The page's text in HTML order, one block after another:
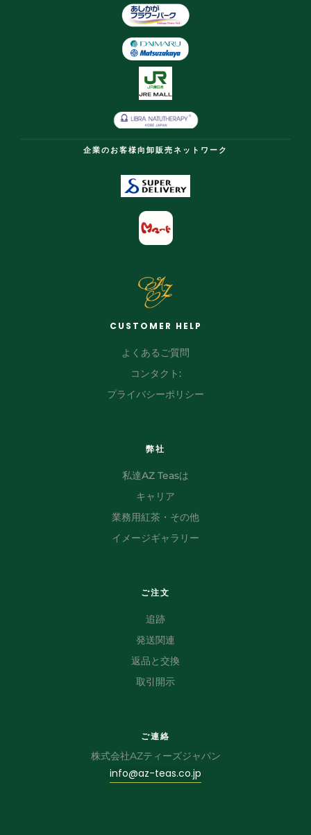
企業のお客様向卸販売ネットワーク
CUSTOMER HELP
よくあるご質問
コンタクト:
プライバシーポリシー
弊社
私達AZ Teasは
キャリア
業務用紅茶・その他
イメージギャラリー
ご注文
追跡
発送関連
返品と交換
取引開示
ご連絡
株式会社AZティーズジャパン
info@az-teas.co.jp